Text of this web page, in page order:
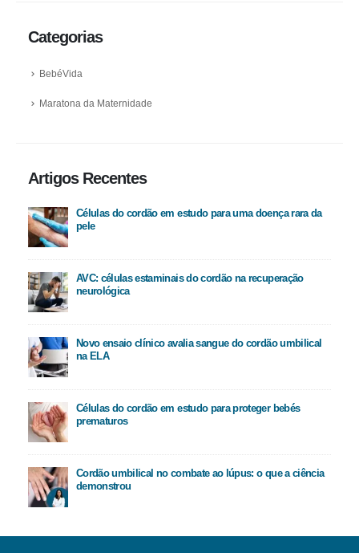
Categorias
BebéVida
Maratona da Maternidade
Artigos Recentes
Células do cordão em estudo para uma doença rara da
pele
AVC: células estaminais do cordão na recuperação
neurológica
Novo ensaio clínico avalia sangue do cordão umbilical
na ELA
Células do cordão em estudo para proteger bebés
prematuros
Cordão umbilical no combate ao lúpus: o que a ciência
demonstrou